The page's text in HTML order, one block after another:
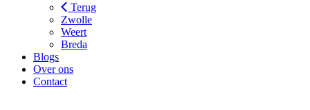
Terug
Zwolle
Weert
Breda
Blogs
Over ons
Contact